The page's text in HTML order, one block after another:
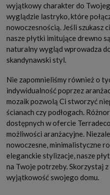
wyjątkowy charakter do
wyglądzie lastryko, które
nowoczesnością. Jeśli szukasz
nasze płytki imitujące drewno
naturalny wygląd wprowadza
skandynawski styl.
Nie zapomnieliśmy również o
indywidualność poprzez
mozaik pozwolą Ci stworzyć
ścianach czy podłogach.
dostępnych w ofercie
możliwości aranżacyjne.
nowoczesne, minimalistyczne
eleganckie stylizacje, nasze
na Twoje potrzeby. Skorzystaj
wyjątkowość swojego domu.